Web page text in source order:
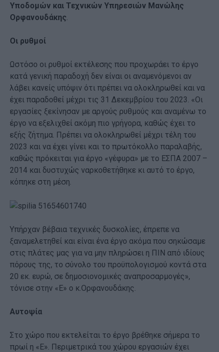
Υποδομών και Τεχνικών Υπηρεσιών Μανώλης
Ορφανουδάκης
Οι ρυθμοί
Ωστόσο οι ρυθμοί εκτέλεσης που προχωράει το έργο
κατά γενική παραδοχή δεν είναι οι αναμενόμενοι αν
λάβει κανείς υπόψιν ότι πρέπει να ολοκληρωθεί και να
έχει παραδοθεί μέχρι τις 31 Δεκεμβρίου του 2023. «Οι
εργασίες ξεκίνησαν με αργούς ρυθμούς και αναμένω το
έργο να εξελιχθεί ακόμη πιο γρήγορα, καθώς έχει το
εξής ζήτημα. Πρέπει να ολοκληρωθεί μέχρι τέλη του
2023 και να έχει γίνει και το πρωτόκολλο παραλαβής,
καθώς πρόκειται για έργο «γέφυρα» με το ΕΣΠΑ 2007 –
2014 και δυστυχώς ναρκοθετήθηκε κι αυτό το έργο,
κόπηκε στη μέση.
Υπήρχαν βέβαια τεχνικές δυσκολίες, έπρεπε να
ξαναμελετηθεί και είναι ένα έργο ακόμα που σηκώσαμε
στις πλάτες μας για να μην πληρώσει η ΠΙΝ από ιδίους
πόρους της, το σύνολο του προϋπολογισμού κοντά στα
20 εκ. ευρώ, σε δημοσιονομικές αναπροσαρμογές»,
τόνισε στην «Ε» ο κ.Ορφανουδάκης.
Αυτοψία
Στο χώρο που εκτελείται το έργο βρέθηκε σήμερα το
πρωί η «Ε». Περιμετρικά του χώρου εργασιών έχει